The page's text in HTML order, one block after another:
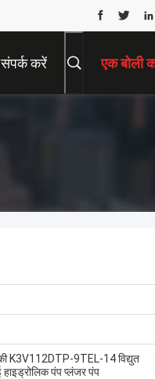
करें एक बोली
K3V112DTP-9TEL-14 विद्युत
पंप प्लंजर पंप